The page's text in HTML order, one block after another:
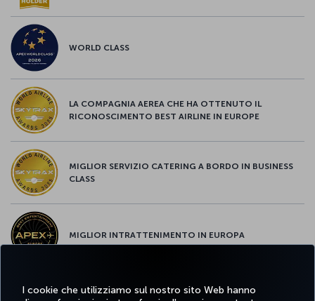
I cookie che utilizziamo sul nostro sito Web hanno
WORLD CLASS
LA COMPAGNIA AEREA CHE HA OTTENUTO IL
RICONOSCIMENTO BEST AIRLINE IN EUROPE
MIGLIOR SERVIZIO CATERING A BORDO IN BUSINESS
CLASS
MIGLIOR INTRATTENIMENTO IN EUROPA
MIGLIOR WI-FI D'EUROPA